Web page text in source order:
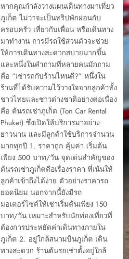
หากคุณกำลังวางแผนเดินทางมาเที่ยว
ภูเก็ต ไม่ว่าจะเป็นทริปพักผ่อนกับ
ครอบครัว เที่ยวกับเพื่อน หรือเดินทาง
มาทำงาน การมีรถใช้ส่วนตัวจะช่วย
ให้การเดินทางสะดวกสบายมากขึ้น
และหนึ่งในคำถามที่หลายคนมักถาม
คือ “เช่ารถกับร้านไหนดี?” หนึ่งใน
ร้านที่ได้รับความไว้วางใจจากลูกค้าทั้ง
ชาวไทยและชาวต่างชาติอย่างต่อเนื่อง
คือ ต้นรถเช่าภูเก็ต (Ton Car Rental
Phuket) ซึ่งเปิดให้บริการมาอย่าง
ยาวนาน และมีลูกค้าใช้บริการจำนวน
มากทุกปี 1. ราคาถูก คุ้มค่า เริ่มต้น
เพียง 500 บาท/วัน จุดเด่นสำคัญของ
ต้นรถเช่าภูเก็ตคือเรื่องราคา ที่เน้นให้
ลูกค้าเข้าถึงได้ง่าย ตัวอย่างราคารถ
ยอดนิยม นอกจากนี้ยังมีรถ
มอเตอร์ไซค์ให้เช่าเริ่มต้นเพียง 150
บาท/วัน เหมาะสำหรับนักท่องเที่ยวที่
ต้องการประหยัดค่าเดินทางภายใน
ภูเก็ต 2. อยู่ใกล้สนามบินภูเก็ต เดิน
ทางสะดวก ร้านต้นรถเช่าตั้งอยู่ใกล้